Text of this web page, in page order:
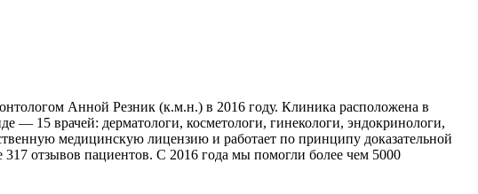
Анной Резник (к.м.н.) в 2016 году. Клиника расположена в
— 15 врачей: дерматологи, косметологи, гинекологи, эндокринологи,
медицинскую лицензию и работает по принципу доказательной
отзывов пациентов. С 2016 года мы помогли более чем 5000